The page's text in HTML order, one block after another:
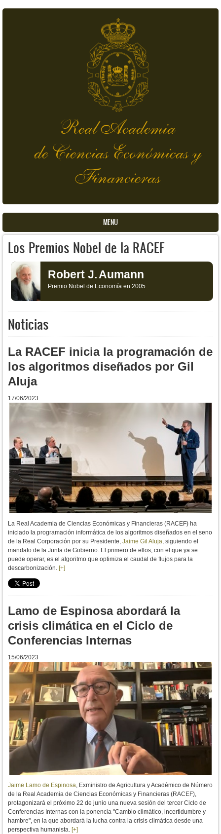
Real Academia
de Ciencias Económicas y
Financieras
MENU
Los Premios Nobel de la RACEF
Robert J.Aumann
Premio Nobel de Economía en 2005
Noticias
La RACEF inicia la programación de
los algoritmos diseñados por Gil
Aluja
17/06/2023
La Real Academia de Ciencias Económicas y Financieras (RACEF) ha
iniciado la programación informática de los algoritmos diseñados en el seno
de la Real Corporación por su Presidente, Jaime Gil Aluja, siguiendo el
mandato de la Junta de Gobierno. El primero de ellos, con el que ya se
puede operar, es el algoritmo que optimiza el caudal de flujos para la
descarbonización. [+]
Lamo de Espinosa abordará la
crisis climática en el Ciclo de
Conferencias Internas
15/06/2023
Jaime Lamo de Espinosa, Exministro de Agricultura y Académico de Número
de la Real Academia de Ciencias Económicas y Financieras (RACEF),
protagonizará el próximo 22 de junio una nueva sesión del tercer Ciclo de
Conferencias Internas con la ponencia "Cambio climático, incertidumbre y
hambre", en la que abordará la lucha contra la crisis climática desde una
perspectiva humanista. [+]